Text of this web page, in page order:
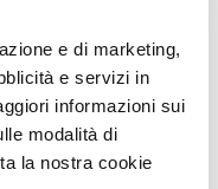
e di marketing,
e servizi in
informazioni sui
modalità di
la nostra cookie
con 100 vacche e
vulnerabile,
fondiaria che
e degli
strutturale